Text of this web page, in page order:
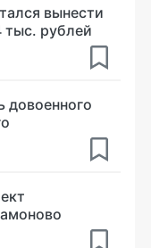
вынести
тыс. рублей
довоенного